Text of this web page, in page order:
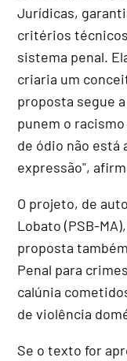
Jurídicas,
critérios
sistema penal.
criaria um
proposta segue
punem o
de ódio não está
expressão",
O projeto, de
Lobato (PSB-
proposta
Penal para
calúnia
de violência
Se o texto for